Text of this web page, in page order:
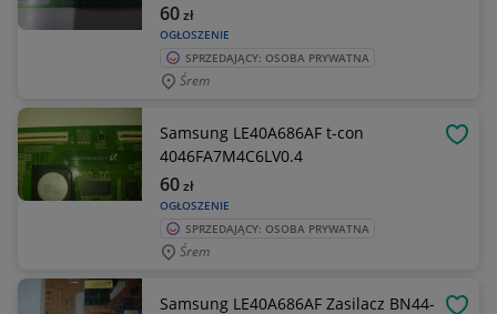
OGŁOSZENIE
60zł
SPRZEDAJĄCY: OSOBA PRYWATNA
Śrem
Samsung LE40A686AF t-con
4046FA7M4C6LV0.4
OGŁOSZENIE
60zł
SPRZEDAJĄCY: OSOBA PRYWATNA
Śrem
Samsung LE40A686AF Zasilacz BN44-